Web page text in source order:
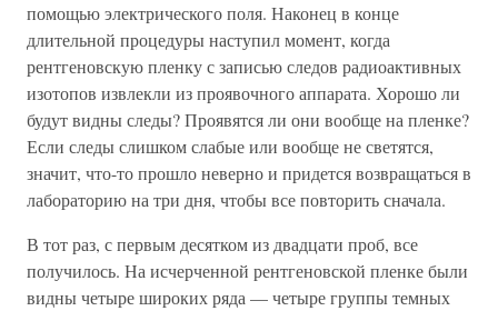
помощью электрического поля. Наконец в конце
длительной процедуры наступил момент, когда
рентгеновскую пленку с записью следов радиоактивных
изотопов извлекли из проявочного аппарата. Хорошо ли
будут видны следы? Проявятся ли они вообще на пленке?
Если следы слишком слабые или вообще не светятся,
значит, что-то прошло неверно и придется возвращаться в
лабораторию на три дня, чтобы все повторить сначала.
В тот раз, с первым десятком из двадцати проб, все
получилось. На исчерченной рентгеновской пленке были
видны четыре широких ряда — четыре группы темных